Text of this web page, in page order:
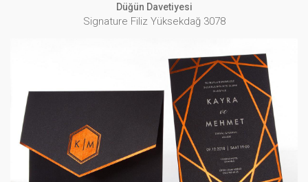
Düğün Davetiyesi
Signature Filiz Yüksekdağ 3078
Düğün Davetiyesi
Signature Filiz Yüksekdağ 3079
İNCELE